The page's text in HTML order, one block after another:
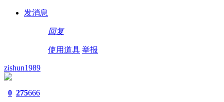
发消息
回复
使用道具 举报
zishun1989
0 275666